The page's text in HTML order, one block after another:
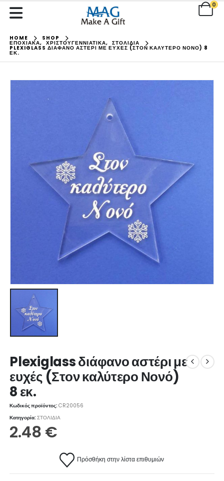
0
HOME SHOP
ΕΠΟΧΙΑΚΑ, ΧΡΙΣΤΟΥΓΕΝΝΙΑΤΙΚΑ, ΣΤΟΛΙΔΙΑ
PLEXIGLASS ΔΙΆΦΑΝΟ ΑΣΤΈΡΙ ΜΕ ΕΥΧΈΣ (ΣΤΟΝ ΚΑΛΎΤΕΡΟ ΝΟΝΌ) 8
ΕΚ.
Plexiglass διάφανο αστέρι με
ευχές (Στον καλύτερο Νονό)
8 εκ.
Κωδικός προϊόντος:CR20056
Κατηγορία:ΣΤΟΛΙΔΙΑ
2.48 €
Πρόσθήκη στην λίστα επιθυμιών